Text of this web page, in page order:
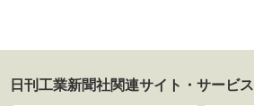
日刊工業新聞社関連サイト・サービス